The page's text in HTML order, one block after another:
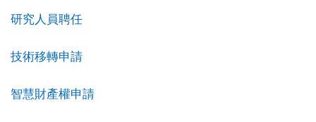
研究人員聘任
技術移轉申請
智慧財產權申請